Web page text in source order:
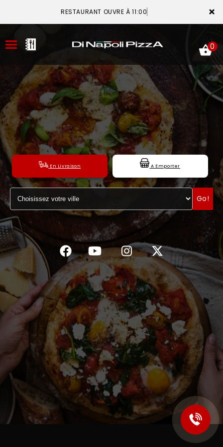
×
RESTAURANT OUVRE À 11:00
ACCUEIL
LA CARTE
VOTRE COMPTE
NOTRE RESTAURANT
VOS AVIS
MENTIONS LÉGALES
C.G.V
0
En Livraison A Emporter
Go!